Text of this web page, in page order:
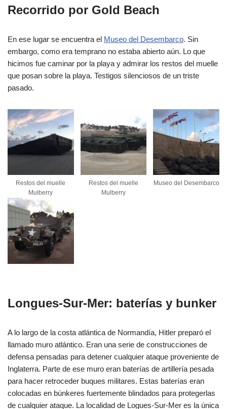
Recorrido por Gold Beach
En ese lugar se encuentra el Museo del Desembarco. Sin
embargo, como era temprano no estaba abierto aún. Lo que
hicimos fue caminar por la playa y admirar los restos del muelle
que posan sobre la playa. Testigos silenciosos de un triste
pasado.
Restos del muelle
Mulberry
Restos del muelle
Mulberry
Museo del Desembarco
Longues-Sur-Mer: baterías y bunker
A lo largo de la costa atlántica de Normandía, Hitler preparó el
llamado muro atlántico. Eran una serie de construcciones de
defensa pensadas para detener cualquier ataque proveniente de
Inglaterra. Parte de ese muro eran baterías de artillería pesada
para hacer retroceder buques militares. Estas baterías eran
colocadas en búnkeres fuertemente blindados para protegerlas
de cualquier ataque. La localidad de Logues-Sur-Mer es la única